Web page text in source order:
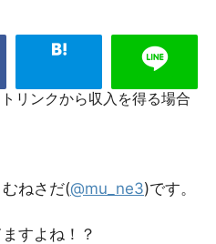
リンクから収入を得る場合
ねさだ(@mu_ne3)です。
すよね！？